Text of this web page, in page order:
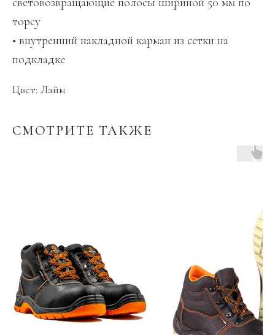
торсу
• внутренний накладной карман из сетки на
подкладке
Цвет: Лайм
СМОТРИТЕ ТАКЖЕ